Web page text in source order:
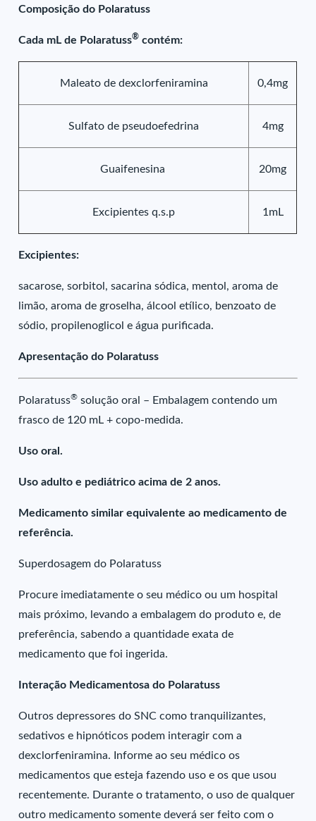
Composição do Polaratuss
Cada mL de Polaratuss® contém:
Maleato de dexclorfeniramina 0,4mg
Sulfato de pseudoefedrina 4mg
Guaifenesina 20mg
Excipientes q.s.p 1mL
Excipientes:
sacarose, sorbitol, sacarina sódica, mentol, aroma de
limão, aroma de groselha, álcool etílico, benzoato de
sódio, propilenoglicol e água purificada.
Apresentação do Polaratuss
Polaratuss® solução oral – Embalagem contendo um
frasco de 120 mL + copo-medida.
Uso oral.
Uso adulto e pediátrico acima de 2 anos.
Medicamento similar equivalente ao medicamento de
referência.
Superdosagem do Polaratuss
Procure imediatamente o seu médico ou um hospital
mais próximo, levando a embalagem do produto e, de
preferência, sabendo a quantidade exata de
medicamento que foi ingerida.
Interação Medicamentosa do Polaratuss
Outros depressores do SNC como tranquilizantes,
sedativos e hipnóticos podem interagir com a
dexclorfeniramina. Informe ao seu médico os
medicamentos que esteja fazendo uso e os que usou
recentemente. Durante o tratamento, o uso de qualquer
outro medicamento somente deverá ser feito com o